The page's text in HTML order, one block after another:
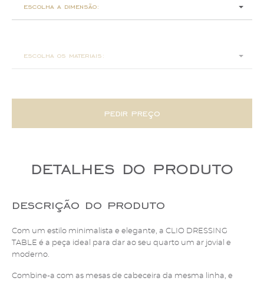
escolha a dimensão:
escolha os materiais:
pedir preço
detalhes do produto
descrição do produto
Com um estilo minimalista e elegante, a CLIO DRESSING
TABLE é a peça ideal para dar ao seu quarto um ar jovial e
moderno.
Combine-a com as mesas de cabeceira da mesma linha, e